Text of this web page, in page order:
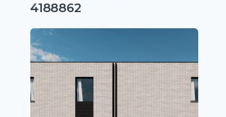
4188862